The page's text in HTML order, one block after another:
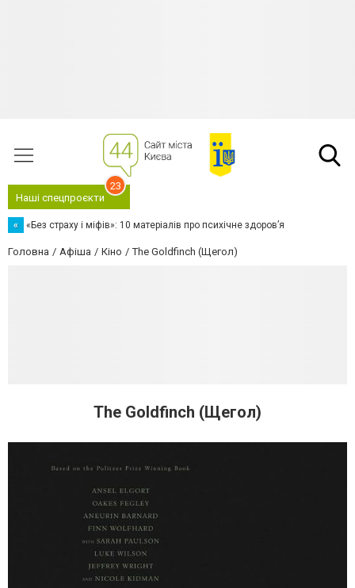
Наші спецпроєкти
23
« «Без страху і міфів»: 10 матеріалів про психічне здоров’я
Головна Афіша Кіно The Goldfinch (Щегол)
The Goldfinch (Щегол)